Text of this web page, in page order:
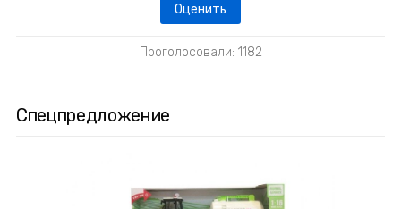
Проголосовали: 1182
Спецпредложение